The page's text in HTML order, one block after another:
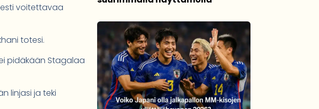
voitettavaa
totesi.
pidäkään Stagalaa
linjasi ja teki